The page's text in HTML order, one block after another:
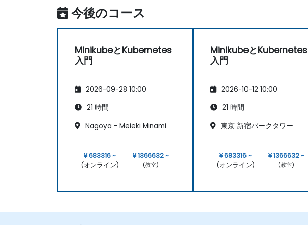
今後のコース
MinikubeとKubernetes
入門
2026-09-28 10:00
21 時間
Nagoya - Meieki Minami
¥ 683316 ~
(オンライン)
¥ 1366632 ~
(教室)
MinikubeとKubernetes
入門
2026-10-12 10:00
21 時間
東京 新宿パークタワー
¥ 683316 ~
(オンライン)
¥ 1366632 ~
(教室)